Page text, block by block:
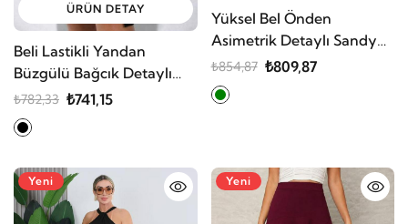
ÜRÜN DETAY
Beli Lastikli Yandan
Büzgülü Bağcık Detaylı
Midi Kaşkorse Etek
₺782,33 ₺741,15
Yüksel Bel Önden
Asimetrik Detaylı Sandy
Etek
₺854,87 ₺809,87
Yeni Yeni